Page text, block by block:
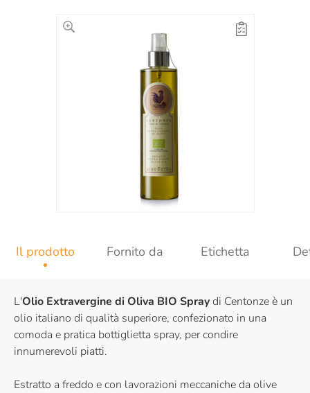
Il prodotto Fornito da Etichetta
L'Olio Extravergine di Oliva BIO Spraydi Centonze è un
olio italiano di qualità superiore, confezionato in una
comoda e pratica bottiglietta spray, per condire
innumerevoli piatti.
Estratto a freddo e con lavorazioni meccaniche da olive